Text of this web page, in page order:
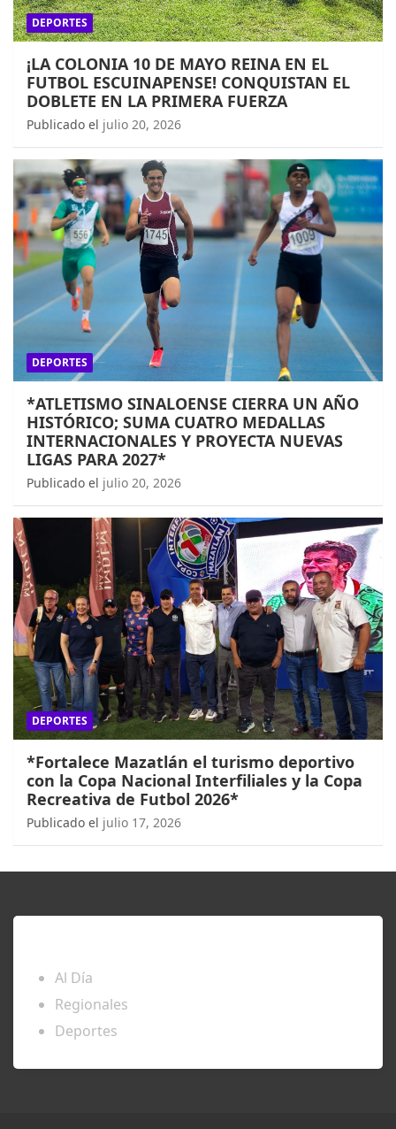
DEPORTES
¡LA COLONIA 10 DE MAYO REINA EN EL
FUTBOL ESCUINAPENSE! CONQUISTAN EL
DOBLETE EN LA PRIMERA FUERZA
Publicado el julio 20, 2026
DEPORTES
*ATLETISMO SINALOENSE CIERRA UN AÑO
HISTÓRICO; SUMA CUATRO MEDALLAS
INTERNACIONALES Y PROYECTA NUEVAS
LIGAS PARA 2027*
Publicado el julio 20, 2026
DEPORTES
*Fortalece Mazatlán el turismo deportivo
con la Copa Nacional Interfiliales y la Copa
Recreativa de Futbol 2026*
Publicado el julio 17, 2026
Al Día
Regionales
Deportes